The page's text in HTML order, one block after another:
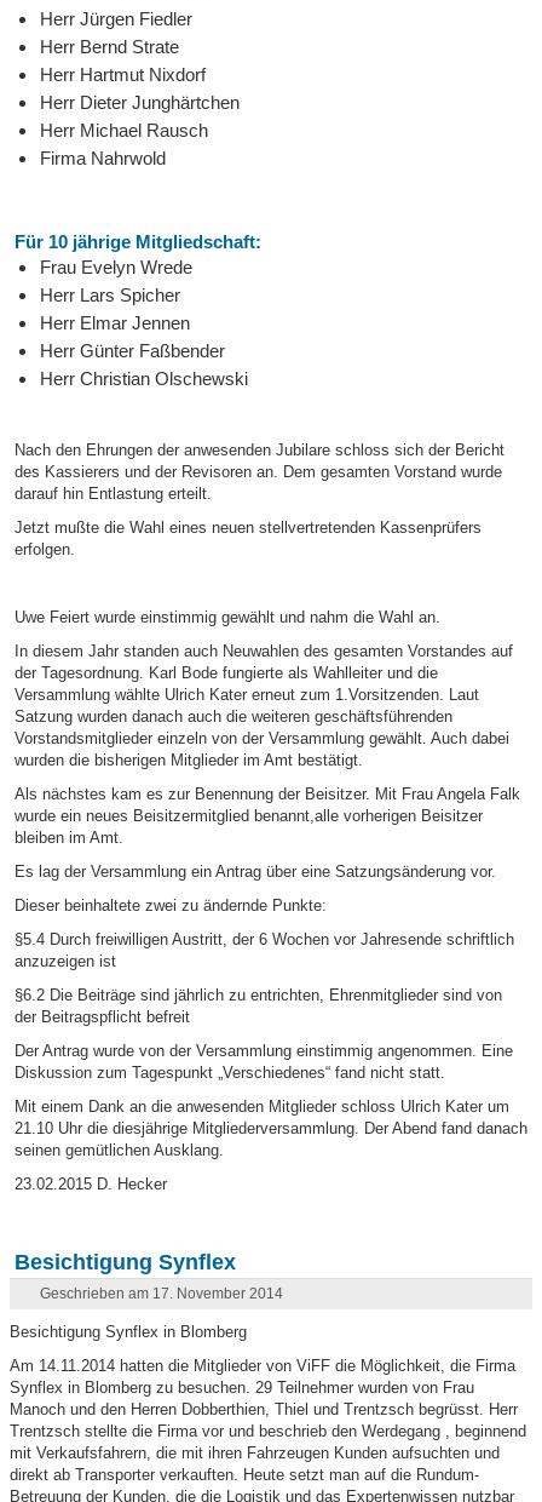
Herr Jürgen Fiedler
Herr Bernd Strate
Herr Hartmut Nixdorf
Herr Dieter Junghärtchen
Herr Michael Rausch
Firma Nahrwold
Für 10 jährige Mitgliedschaft:
Frau Evelyn Wrede
Herr Lars Spicher
Herr Elmar Jennen
Herr Günter Faßbender
Herr Christian Olschewski
Nach den Ehrungen der anwesenden Jubilare schloss sich der Bericht
des Kassierers und der Revisoren an. Dem gesamten Vorstand wurde
darauf hin Entlastung erteilt.
Jetzt mußte die Wahl eines neuen stellvertretenden Kassenprüfers
erfolgen.
Uwe Feiert wurde einstimmig gewählt und nahm die Wahl an.
In diesem Jahr standen auch Neuwahlen des gesamten Vorstandes auf
der Tagesordnung. Karl Bode fungierte als Wahlleiter und die
Versammlung wählte Ulrich Kater erneut zum 1.Vorsitzenden. Laut
Satzung wurden danach auch die weiteren geschäftsführenden
Vorstandsmitglieder einzeln von der Versammlung gewählt. Auch dabei
wurden die bisherigen Mitglieder im Amt bestätigt.
Als nächstes kam es zur Benennung der Beisitzer. Mit Frau Angela Falk
wurde ein neues Beisitzermitglied benannt,alle vorherigen Beisitzer
bleiben im Amt.
Es lag der Versammlung ein Antrag über eine Satzungsänderung vor.
Dieser beinhaltete zwei zu ändernde Punkte:
§5.4 Durch freiwilligen Austritt, der 6 Wochen vor Jahresende schriftlich
anzuzeigen ist
§6.2 Die Beiträge sind jährlich zu entrichten, Ehrenmitglieder sind von
der Beitragspflicht befreit
Der Antrag wurde von der Versammlung einstimmig angenommen. Eine
Diskussion zum Tagespunkt „Verschiedenes“ fand nicht statt.
Mit einem Dank an die anwesenden Mitglieder schloss Ulrich Kater um
21.10 Uhr die diesjährige Mitgliederversammlung. Der Abend fand danach
seinen gemütlichen Ausklang.
23.02.2015 D. Hecker
Besichtigung Synflex
Geschrieben am 17. November 2014
Besichtigung Synflex in Blomberg
Am 14.11.2014 hatten die Mitglieder von ViFF die Möglichkeit, die Firma
Synflex in Blomberg zu besuchen. 29 Teilnehmer wurden von Frau
Manoch und den Herren Dobberthien, Thiel und Trentzsch begrüsst. Herr
Trentzsch stellte die Firma vor und beschrieb den Werdegang , beginnend
mit Verkaufsfahrern, die mit ihren Fahrzeugen Kunden aufsuchten und
direkt ab Transporter verkauften. Heute setzt man auf die Rundum-
Betreuung der Kunden, die die Logistik und das Expertenwissen nutzbar